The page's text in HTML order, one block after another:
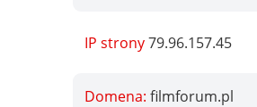
IP strony79.96.157.45
Domena:filmforum.pl